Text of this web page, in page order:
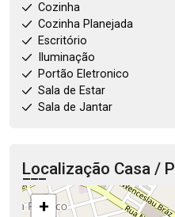
Cozinha
Cozinha Planejada
Escritório
Iluminação
Portão Eletronico
Sala de Estar
Sala de Jantar
Localização Casa /
+